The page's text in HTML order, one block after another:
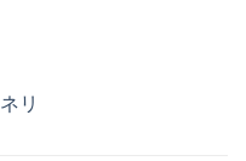
リ